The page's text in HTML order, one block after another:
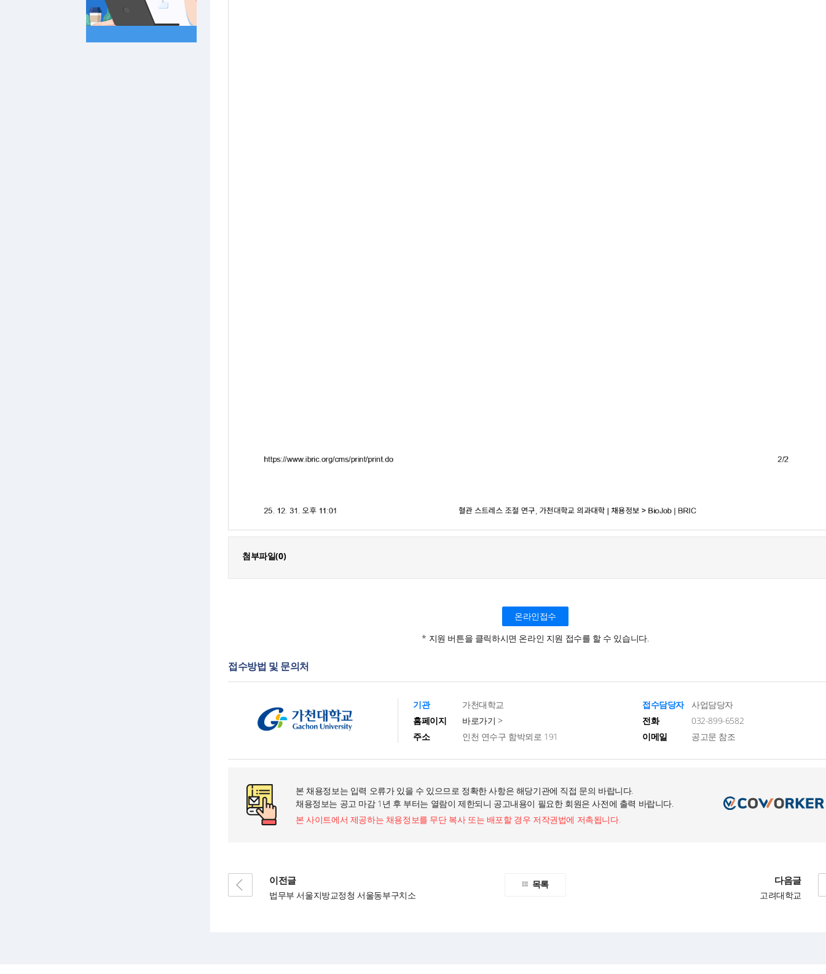
첨부파일(0)
온라인접수
* 지원 버튼을 클릭하시면 온라인 지원 접수를 할 수 있습니다.
접수방법 및 문의처
기관
가천대학교
홈페이지
바로가기 >
주소
인천 연수구 함박뫼로 191
접수담당자
사업담당자
전화
032-899-6582
이메일
공고문 참조
본 채용정보는 입력 오류가 있을 수 있으므로 정확한 사항은 해당기관에 직접 문의 바랍니다.
채용정보는 공고 마감 1년 후 부터는 열람이 제한되니 공고내용이 필요한 회원은 사전에 출력 바랍니다.
본 사이트에서 제공하는 채용정보를 무단 복사 또는 배포할 경우 저작권법에 저촉됩니다.
이전글
법무부 서울지방교정청 서울동부구치소
다음글
고려대학교
목록